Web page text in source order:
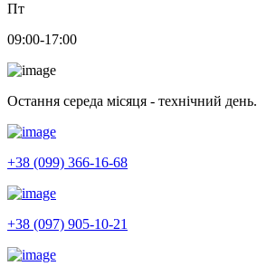
Пт
09:00-17:00
Остання середа місяця - технічний день.
+38 (099) 366-16-68
+38 (097) 905-10-21